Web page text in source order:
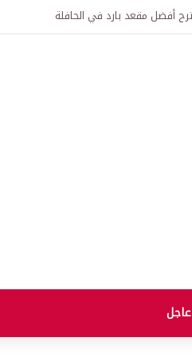
في دمشق.. منح دراسية واعتراف بالشهادات